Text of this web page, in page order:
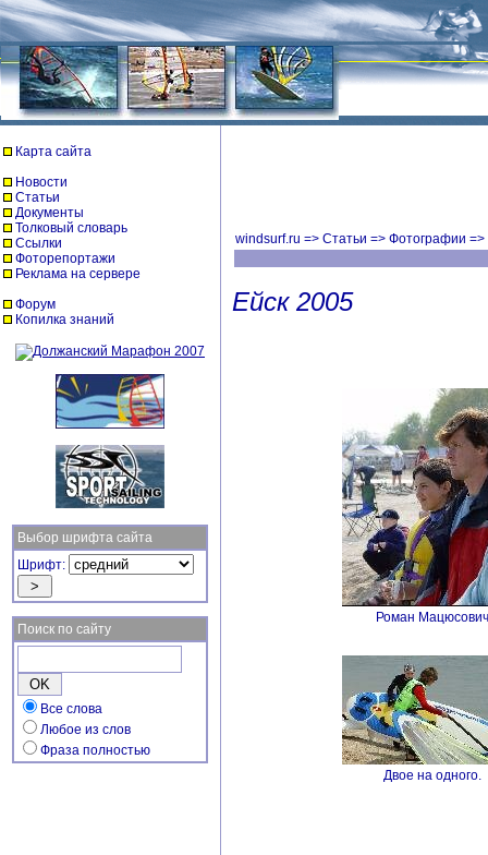
Карта сайта
Новости
Статьи
Документы
Толковый словарь
Ссылки
Фоторепортажи
Реклама на сервере
Форум
Копилка знаний
Выбор шрифта сайта
Шрифт:
Поиск по сайту
Все слова
Любое из слов
Фраза полностью
windsurf.ru => Статьи => Фотографии =>
Ейск 2005
Роман Мацюсович
Двое на одного.